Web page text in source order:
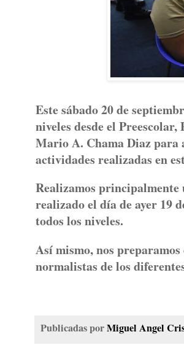
Este sábado 20 de
niveles desde el
Mario A. Chama Diaz para
actividades realizadas en
Realizamos
realizado el día de ayer 19
todos los niveles.
Así mismo, nos
normalistas de los
Publicadas porMiguel Angel